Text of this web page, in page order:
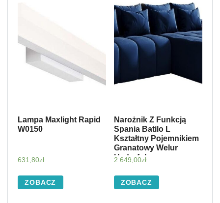
Lampa Maxlight Rapid
W0150
631,80zł
ZOBACZ
Narożnik Z Funkcją
Spania Batilo L
Kształtny Pojemnikiem
Granatowy Welur
Hydrofobowy
2 649,00zł
ZOBACZ